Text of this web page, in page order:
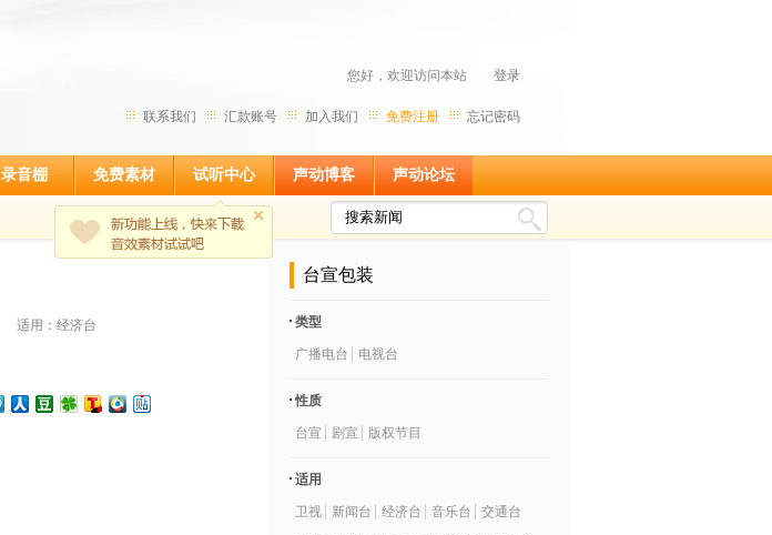
登录
您好，欢迎访问本站
忘记密码
免费注册
加入我们
汇款账号
联系我们
录音棚 免费素材 试听中心 声动博客 声动论坛
适用：经济台
台宣包装
类型
广播电台 电视台
性质
台宣 剧宣 版权节目
适用
卫视 新闻台 经济台 音乐台 交通台